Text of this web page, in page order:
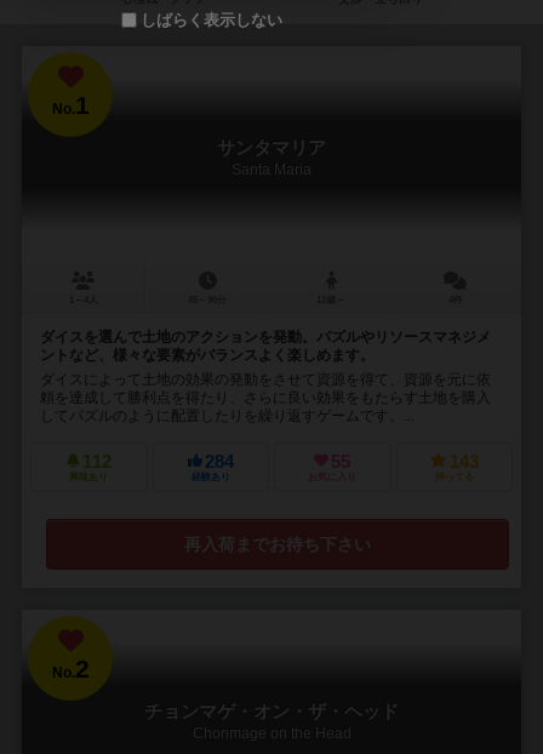
No.1
サンタマリア
Santa Maria
ダイスを選んで土地のアクションを発動。パズルやリソースマネジメ
ントなど、様々な要素がバランスよく楽しめます。
ダイスによって土地の効果の発動をさせて資源を得て、資源を元に依
頼を達成して勝利点を得たり、さらに良い効果をもたらす土地を購入
してパズルのように配置したりを繰り返すゲームです。...
112
興味あり
284
経験あり
55
お気に入り
143
持ってる
再入荷までお待ち下さい
No.2
チョンマゲ・オン・ザ・ヘッド
Chonmage on the Head
しばらく表示しない